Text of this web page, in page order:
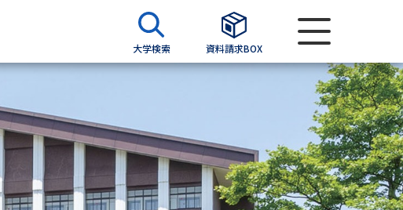
大学検索 資料請求BOX
ら請求